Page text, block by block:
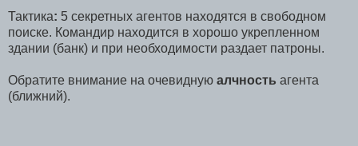
Тактика: 5 секретных агентов находятся в свободном
поиске. Командир находится в хорошо укрепленном
здании (банк) и при необходимости раздает патроны.
Обратите внимание на очевидную алчность агента
(ближний).